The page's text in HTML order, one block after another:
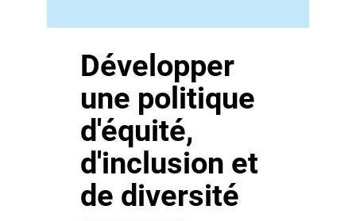
Développer
une politique
d'équité,
d'inclusion et
de diversité